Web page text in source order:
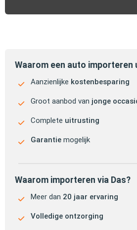
Waarom een auto importeren
Aanzienlijke kostenbesparing
Groot aanbod van jonge
Complete uitrusting
Garantie mogelijk
Waarom importeren via Das?
Meer dan 20 jaar ervaring
Volledige ontzorging